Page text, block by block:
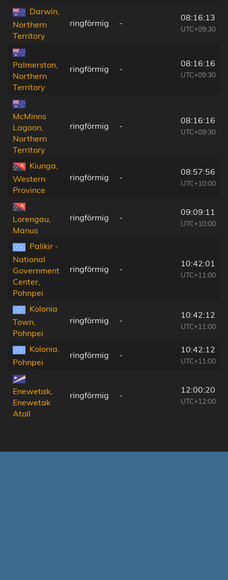
Darwin,
Northern
Territory
ringförmig -
08:16:13
UTC+09:30
Palmerston,
Northern
Territory
ringförmig -
08:16:16
UTC+09:30
McMinns
Lagoon,
Northern
Territory
ringförmig -
08:16:16
UTC+09:30
Kiunga,
Western
Province
ringförmig -
08:57:56
UTC+10:00
Lorengau,
Manus
ringförmig -
09:09:11
UTC+10:00
Palikir -
National
Government
Center,
Pohnpei
ringförmig -
10:42:01
UTC+11:00
Kolonia
Town,
Pohnpei
ringförmig -
10:42:12
UTC+11:00
Kolonia,
Pohnpei
ringförmig -
10:42:12
UTC+11:00
Enewetak,
Enewetak
Atoll
ringförmig -
12:00:20
UTC+12:00